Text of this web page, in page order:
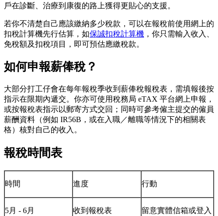
戶在診斷、治療到康復的路上獲得更貼心的支援。
若你不清楚自己應該繳納多少稅款，可以在報稅前使用網上的
扣稅計算機先行估算，如保誠扣稅計算機 ，你只需輸入收入、
免稅額及扣稅項目，即可預估應繳稅款。
如何申報薪俸稅？
大部分打工仔會在每年報稅季收到薪俸稅報稅表，需填報後按
指示在限期內遞交。你亦可使用稅務局 eTAX 平台網上申報，
或按報稅表指示以郵寄方式交回；同時可參考僱主提交的僱員
薪酬資料（例如 IR56B，或在入職／離職等情況下的相關表
格）核對自己的收入。
報稅時間表
時間 進度 行動
5月 - 6月 收到報稅表
留意實體信箱或登入